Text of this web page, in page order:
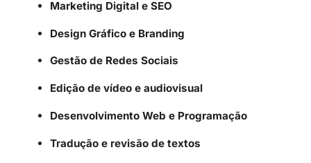
Marketing Digital e SEO
Design Gráfico e Branding
Gestão de Redes Sociais
Edição de vídeo e audiovisual
Desenvolvimento Web e Programação
Tradução e revisão de textos